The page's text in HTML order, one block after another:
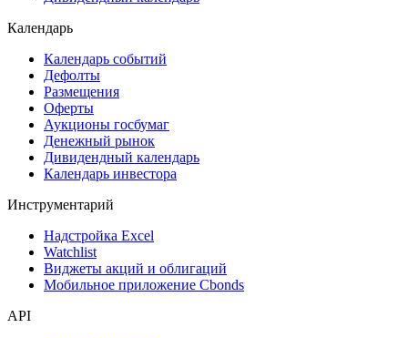
Дивидендный календарь
Календарь
Календарь событий
Дефолты
Размещения
Оферты
Денежный рынок
Календарь инвестора
Инструментарий